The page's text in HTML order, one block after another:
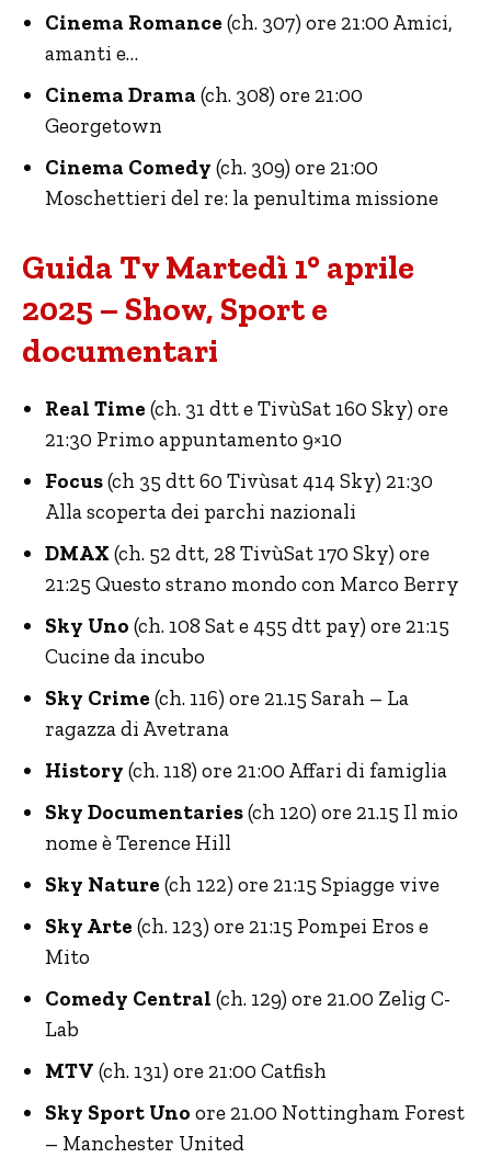
Cinema Romance (ch. 307) ore 21:00 Amici,
amanti e…
Cinema Drama (ch. 308) ore 21:00
Georgetown
Cinema Comedy (ch. 309) ore 21:00
Moschettieri del re: la penultima missione
Guida Tv Martedì 1° aprile
2025 – Show, Sport e
documentari
Real Time (ch. 31 dtt e TivùSat 160 Sky) ore
21:30 Primo appuntamento 9×10
Focus(ch 35 dtt 60 Tivùsat 414 Sky) 21:30
Alla scoperta dei parchi nazionali
DMAX (ch. 52 dtt, 28 TivùSat 170 Sky) ore
21:25 Questo strano mondo con Marco Berry
Sky Uno (ch. 108 Sat e 455 dtt pay) ore 21:15
Cucine da incubo
Sky Crime (ch. 116) ore 21.15 Sarah – La
ragazza di Avetrana
History (ch. 118) ore 21:00 Affari di famiglia
Sky Documentaries(ch 120) ore 21.15 Il mio
nome è Terence Hill
Sky Nature (ch 122) ore 21:15 Spiagge vive
Sky Arte (ch. 123) ore 21:15 Pompei Eros e
Mito
Comedy Central (ch. 129) ore 21.00 Zelig C-
Lab
MTV (ch. 131) ore 21:00 Catfish
Sky Sport Uno ore 21.00 Nottingham Forest
– Manchester United